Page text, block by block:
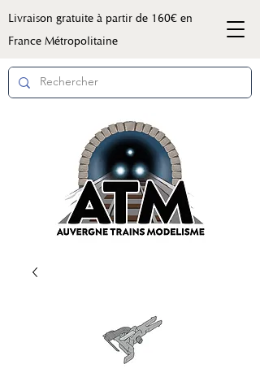
Livraison gratuite à partir de 160€ en
France Métropolitaine